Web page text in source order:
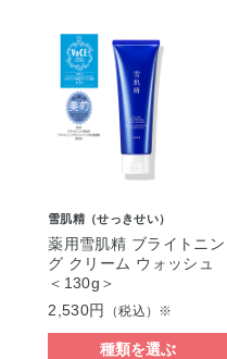
雪肌精（せっきせい）
薬用雪肌精 ブライトニン
グ クリーム ウォッシュ
＜130g＞
2,530円
（税込）※
種類を選ぶ